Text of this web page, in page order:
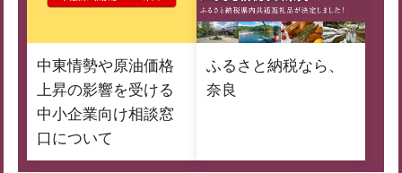
中東情勢や原油価格
上昇の影響を受ける
中小企業向け相談窓
口について
ふるさと納税なら、
奈良